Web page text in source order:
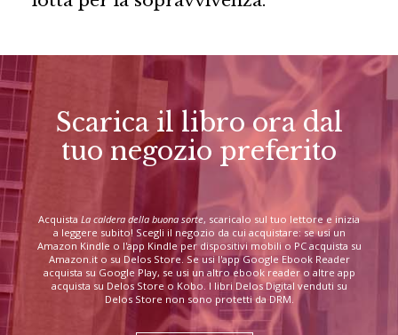
Scarica il libro ora dal
tuo negozio preferito
Acquista La caldera della buona sorte, scaricalo sul tuo lettore e inizia
a leggere subito! Scegli il negozio da cui acquistare: se usi un
Amazon Kindle o l'app Kindle per dispositivi mobili o PC acquista su
Amazon.it o su Delos Store. Se usi l'app Google Ebook Reader
acquista su Google Play, se usi un altro ebook reader o altre app
acquista su Delos Store o Kobo. I libri Delos Digital venduti su
Delos Store non sono protetti da DRM.